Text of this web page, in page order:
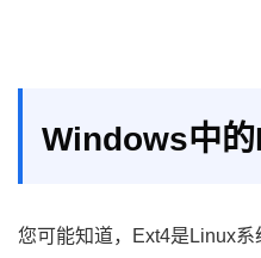
Windows中
您可能知道，Ext4是Linux